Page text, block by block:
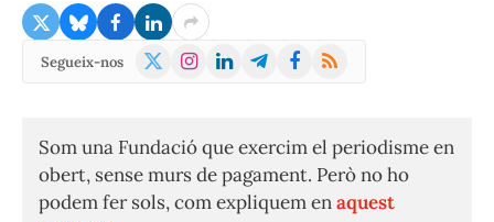
Segueix-nos
X
Instagram
LinkedInTelegramFacebook
RSS
Som una Fundació que exercim el periodisme en
obert, sense murs de pagament. Però no ho
podem fer sols, com expliquem enaquest